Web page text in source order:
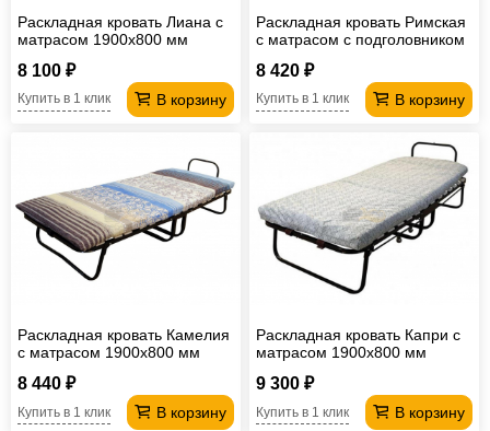
Раскладная кровать Лиана с
матрасом 1900х800 мм
8 100 ₽
В корзину
Купить в 1 клик
Раскладная кровать Римская
с матрасом с подголовником
8 420 ₽
В корзину
Купить в 1 клик
Раскладная кровать Камелия
с матрасом 1900х800 мм
8 440 ₽
В корзину
Купить в 1 клик
Раскладная кровать Капри с
матрасом 1900х800 мм
9 300 ₽
В корзину
Купить в 1 клик